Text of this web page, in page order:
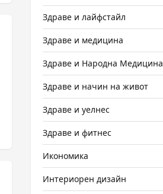
Здраве и лайфстайл
Здраве и медицина
Здраве и Народна Медицина
Здраве и начин на живот
Здраве и уелнес
Здраве и фитнес
Икономика
Интериорен дизайн